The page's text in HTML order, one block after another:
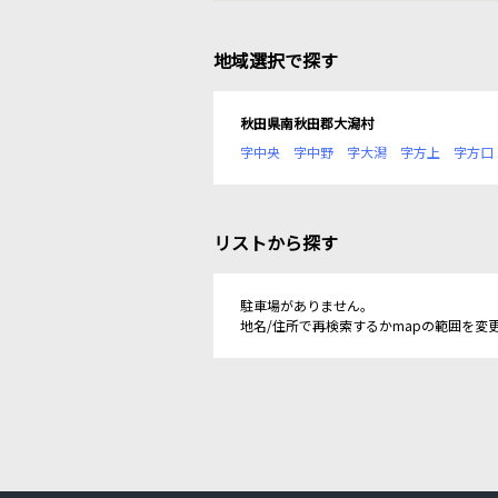
地域選択で探す
秋田県南秋田郡大潟村
字中央
字中野 字大潟 字方上 字方口
リストから探す
駐車場がありません。
地名/住所で再検索するかmapの範囲を変